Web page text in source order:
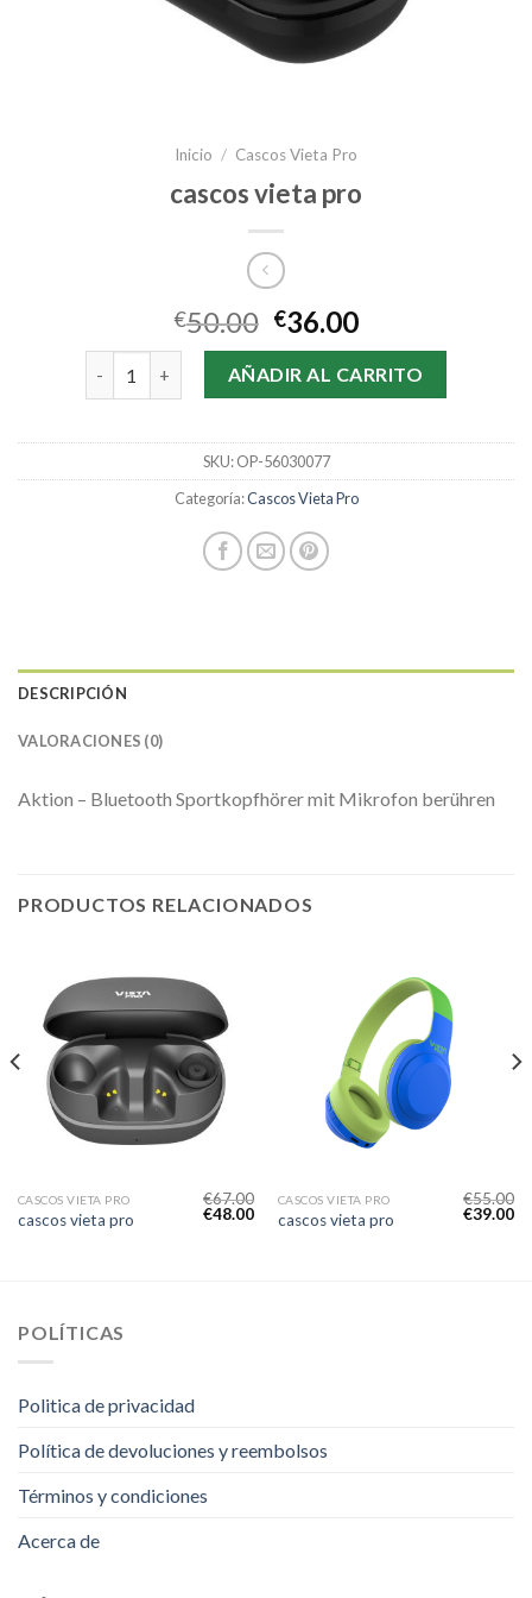
Inicio / Cascos Vieta Pro
cascos vieta pro
€50.00 €36.00
cascos vieta pro cantidadAÑADIR AL CARRITO
SKU:OP-56030077
Categoría:Cascos Vieta Pro
DESCRIPCIÓN
VALORACIONES (0)
Aktion – Bluetooth Sportkopfhörer mit Mikrofon berühren
PRODUCTOS RELACIONADOS
CASCOS VIETA PRO
cascos vieta pro
€67.00
€48.00
CASCOS VIETA PRO
cascos vieta pro
€55.00
€39.00
POLÍTICAS
Politica de privacidad
Política de devoluciones y reembolsos
Términos y condiciones
Acerca de